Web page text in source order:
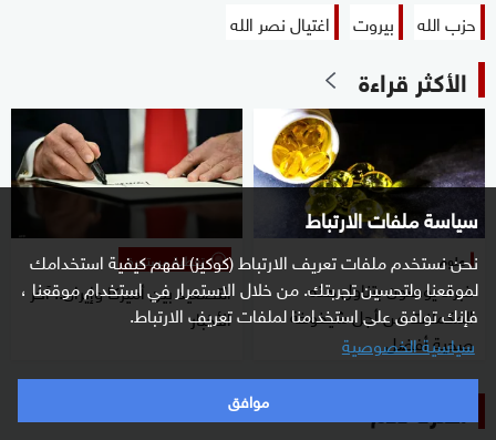
سياسة ملفات الارتباط
نحن نستخدم ملفات تعريف الارتباط (كوكيز) لفهم كيفية استخدامك
لموقعنا ولتحسين تجربتك. من خلال الاستمرار في استخدام موقعنا ،
فإنك توافق على استخدامنا لملفات تعريف الارتباط.
سياسية الخصوصية
موافق
حزب الله
بيروت اغتيال نصر الله
الأكثر قراءة
علوم
خبراء يوصون بتناول هذه
المكملات من أجل شيخوخة
صحية أفضل
تغطية مستمرة
التصعيد بين أميركا وإيران.. آخر
الأخبار